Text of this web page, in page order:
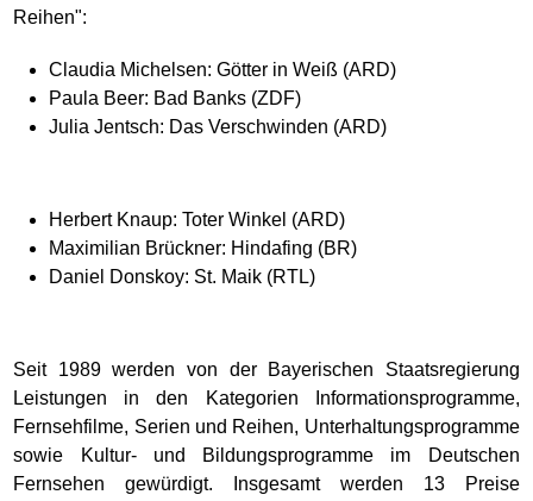
Reihen":
Claudia Michelsen: Götter in Weiß (ARD)
Paula Beer: Bad Banks (ZDF)
Julia Jentsch: Das Verschwinden (ARD)
Herbert Knaup: Toter Winkel (ARD)
Maximilian Brückner: Hindafing (BR)
Daniel Donskoy: St. Maik (RTL)
Seit 1989 werden von der Bayerischen Staatsregierung
Leistungen in den Kategorien Informationsprogramme,
Fernsehfilme, Serien und Reihen, Unterhaltungsprogramme
sowie Kultur- und Bildungsprogramme im Deutschen
Fernsehen gewürdigt. Insgesamt werden 13 Preise